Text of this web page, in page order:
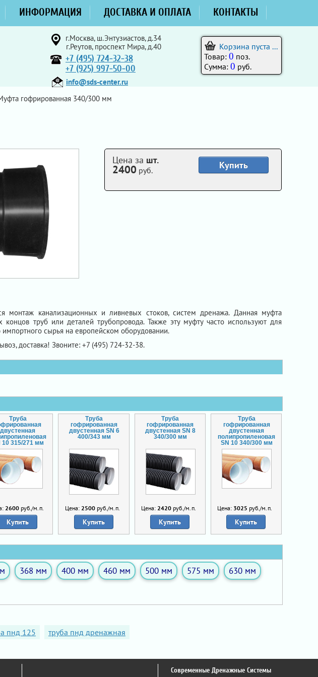
ИНФОРМАЦИЯ ДОСТАВКА И ОПЛАТА КОНТАКТЫ
г.Москва, ш.Энтузиастов, д.34
г.Реутов, проспект Мира, д.40
+7 (495) 724-32-38
+7 (925) 997-50-00
info@sds-center.ru
Корзина пуста ...
Товар: 0 поз.
Сумма: 0 руб.
гофрированная 340/300 мм
Купить
Цена за шт.
2400 руб.
канализационных и ливневых стоков, систем дренажа. Данная муфта
труб или деталей трубопровода. Также эту муфту часто используют для
сырья на европейском оборудовании.
доставка! Звоните: +7 (495) 724-32-38.
Труба
двустенная
10 315/271 мм
2600руб./м.п.
Купить
Труба
гофрированная
двустенная SN 6
400/343 мм
Цена: 2500руб./м.п.
Купить
Труба
гофрированная
двустенная SN 8
340/300 мм
Цена: 2420 руб./м.п.
Купить
Труба
гофрированная
двустенная
полипропиленовая
SN 10 340/300 мм
Цена: 3025 руб./м.п.
Купить
368 мм 400 мм 460 мм 500 мм 575 мм
630 мм
пнд 125 труба пнд дренажная
Современные Дренажные Системы